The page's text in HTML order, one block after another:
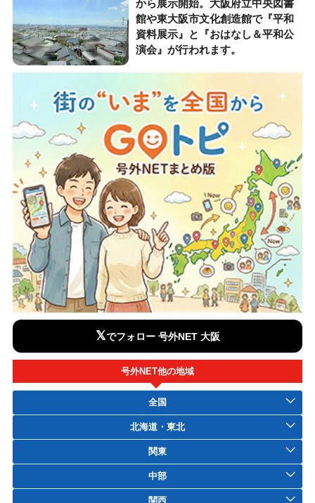
から展示開始。大阪府立中央図書
館や東大阪市文化創造館で『平和
資料展示』と『おはなし＆平和公
演会』が行われます。
𝕏でフォロー 号外NET 大阪
号外NET他の地域
全国
北海道・東北
関東
中部
関西